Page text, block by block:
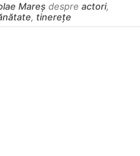
Mareș despre actori,
, tinerețe